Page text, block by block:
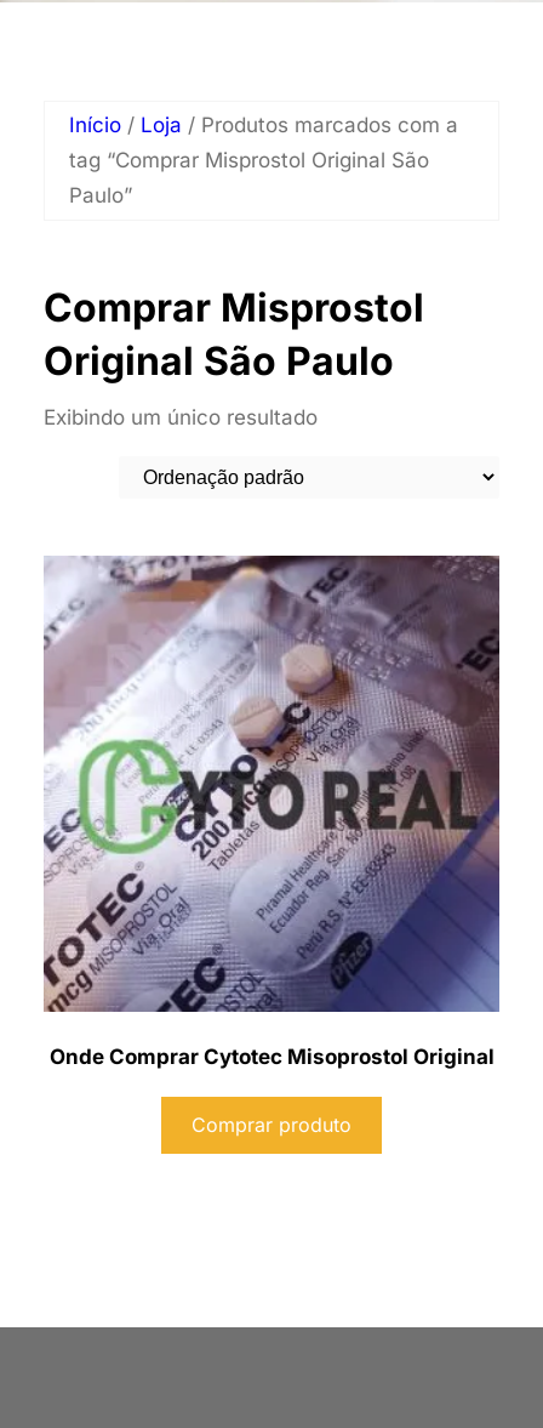
Início / Loja / Produtos marcados com a
tag “Comprar Misprostol Original São
Paulo”
Comprar Misprostol
Original São Paulo
Exibindo um único resultado
Onde Comprar Cytotec Misoprostol Original
Comprar produto